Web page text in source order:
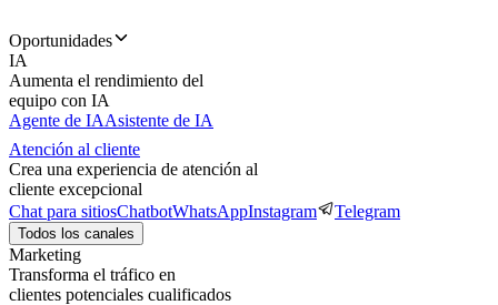
Oportunidades
IA
Aumenta el rendimiento del
equipo con IA
Agente de IAAsistente de IA
Atención al cliente
Crea una experiencia de atención al
cliente excepcional
Chat para sitiosChatbotWhatsAppInstagram Telegram
Todos los canales
Marketing
Transforma el tráfico en
clientes potenciales cualificados